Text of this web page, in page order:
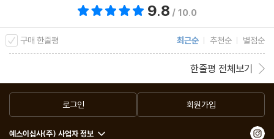
9.8 / 10.0
구매 한줄평 최근순 추천순 별점순
한줄평 전체보기
로그인 회원가입
예스이십사(주) 사업자 정보